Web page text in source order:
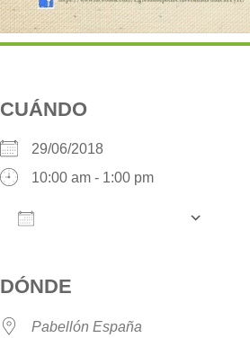
CUÁNDO
29/06/2018
10:00 am - 1:00 pm
DÓNDE
Pabellón España